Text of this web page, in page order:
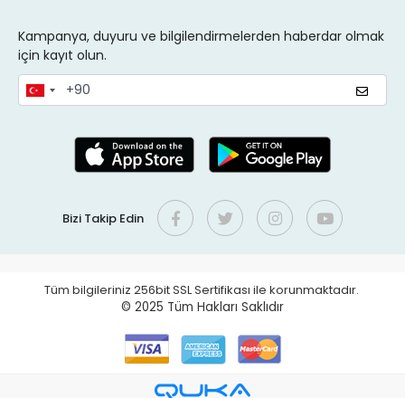
Kampanya, duyuru ve bilgilendirmelerden haberdar olmak
için kayıt olun.
Bizi Takip Edin
Tüm bilgileriniz 256bit SSL Sertifikası ile korunmaktadır.
© 2025 Tüm Hakları Saklıdır